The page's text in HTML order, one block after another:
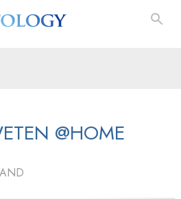
@HOME